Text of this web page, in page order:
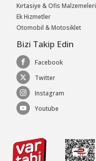
Kırtasiye & Ofis Malzemeleri
Ek Hizmetler
Otomobil & Motosiklet
Bizi Takip Edin
Facebook
Twitter
Instagram
Youtube